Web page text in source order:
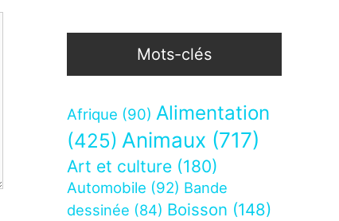
Mots-clés
Afrique (90) Alimentation
(425) Animaux (717)
Art et culture (180)
Automobile (92) Bande
dessinée (84) Boisson (148)